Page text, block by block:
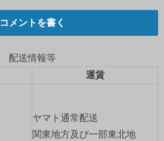
コメントを書く
配送情報等
運賃
ヤマト通常配送
関東地方及び一部東北地